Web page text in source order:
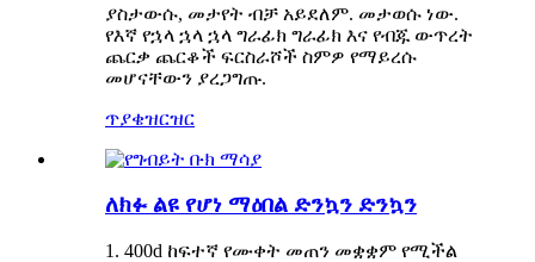
ያስታውሱ, መታየት ብቻ አይደለም. መታወሱ ነው.
የእኛ የኋላ ኋላ ኋላ ግራፊክ ግራፊክ እና የብጁ ውጥረት
ጨርቃ ጨርቆች ፍርስራሾች ስምዎ የማይረሱ
መሆናቸውን ያረጋግጡ.
ጥያቄዝርዝር
ለክፉ ልዩ የሆነ ማዕበል ድንኳን ድንኳን
1. 400d ከፍተኛ የሙቀት መጠን መቋቋም የሚችል